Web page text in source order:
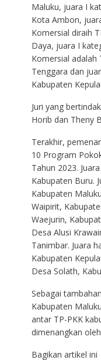
Maluku, juara I
Kota Ambon,
Komersial diraih
Daya, juara I
Komersial adalah
Tenggara dan
Kabupaten
Juri yang
Horib dan Theny
Terakhir,
10 Program
Tahun 2023.
Kabupaten Buru.
Kabupaten
Waipirit,
Waejurin,
Desa Alusi
Tanimbar. Juara
Kabupaten
Desa Solath,
Sebagai
Kabupaten
antar TP-PKK
dimenangkan
Bagikan artikel ini